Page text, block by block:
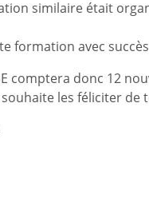
similaire était
formation avec
comptera donc 12
souhaite les féliciter